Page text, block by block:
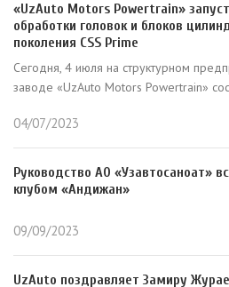
«UzAuto Motors Powertrain»
обработки головок и блоков
поколения CSS Prime
Сегодня, 4 июля на структурном
заводе «UzAuto Motors Powertrain»
04/07/2023
Руководство АО «Узавтосаноат»
клубом «Андижан»
09/09/2023
UzAuto поздравляет Замиру